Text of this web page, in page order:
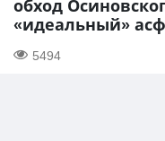
обход
«идеальный»
5494